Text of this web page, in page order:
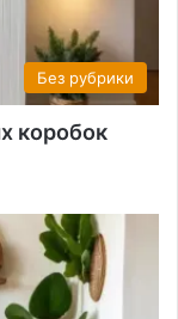
Без рубрики
коробок